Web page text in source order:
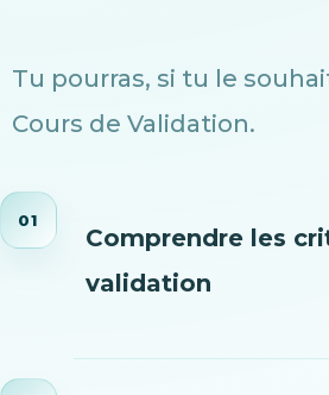
Tu pourras, si tu le
Cours de Validation.
01
Comprendre les
validation